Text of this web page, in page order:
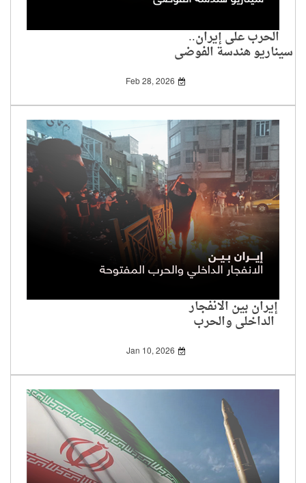
الحرب على إيران..
سيناريو هندسة الفوضى
Feb 28, 2026
إيران بين الانفجار
الداخلي والحرب
Jan 10, 2026